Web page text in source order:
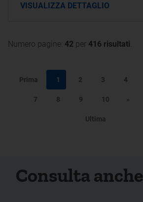
VISUALIZZA DETTAGLIO
Numero pagine: 42 per 416 risultati.
Prima 1 2 3 4
7 8 9 10 »
Ultima
Consulta anche